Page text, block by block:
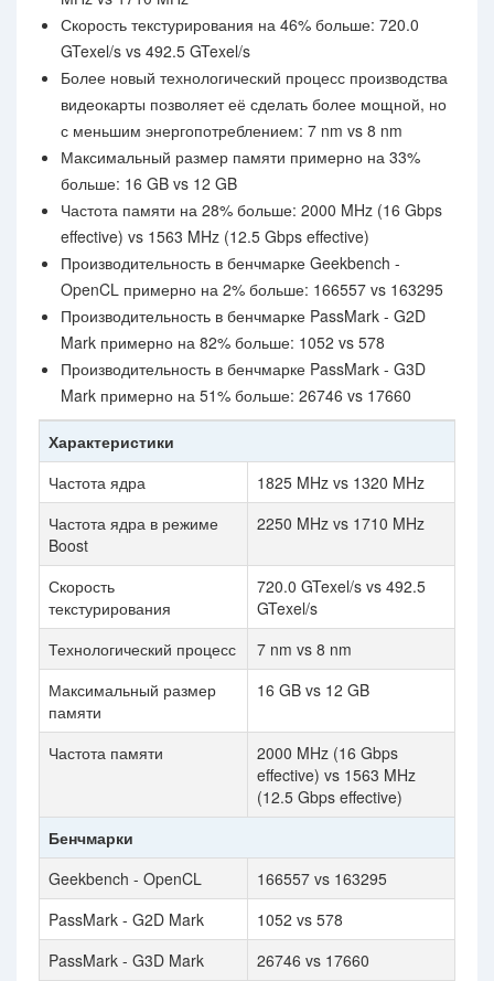
Скорость текстурирования на 46% больше: 720.0
GTexel/s vs 492.5 GTexel/s
Более новый технологический процесс производства
видеокарты позволяет её сделать более мощной, но
с меньшим энергопотреблением: 7 nm vs 8 nm
Максимальный размер памяти примерно на 33%
больше: 16 GB vs 12 GB
Частота памяти на 28% больше: 2000 MHz (16 Gbps
effective) vs 1563 MHz (12.5 Gbps effective)
Производительность в бенчмарке Geekbench -
OpenCL примерно на 2% больше: 166557 vs 163295
Производительность в бенчмарке PassMark - G2D
Mark примерно на 82% больше: 1052 vs 578
Производительность в бенчмарке PassMark - G3D
Mark примерно на 51% больше: 26746 vs 17660
Характеристики
Частота ядра
1825 MHz vs 1320 MHz
Частота ядра в режиме
Boost
2250 MHz vs 1710 MHz
Скорость
текстурирования
720.0 GTexel/s vs 492.5
GTexel/s
Технологический процесс
7 nm vs 8 nm
Максимальный размер
памяти
16 GB vs 12 GB
Частота памяти
2000 MHz (16 Gbps
effective) vs 1563 MHz
(12.5 Gbps effective)
Бенчмарки
Geekbench - OpenCL
166557 vs 163295
PassMark - G2D Mark
1052 vs 578
PassMark - G3D Mark
26746 vs 17660